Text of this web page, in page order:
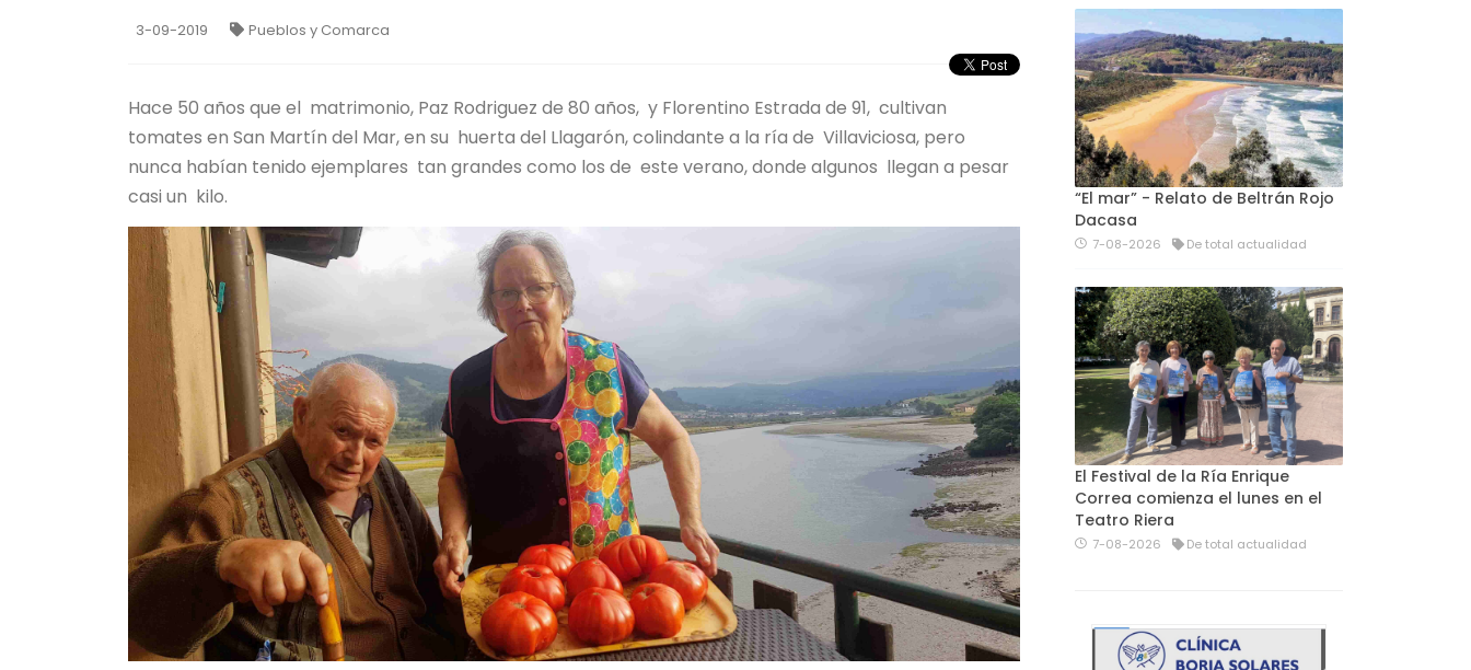
3-09-2019 Pueblos y Comarca
Hace 50 años que el matrimonio, Paz Rodriguez de 80 años, y Florentino Estrada de 91, cultivan
tomates en San Martín del Mar, en su huerta del Llagarón, colindante a la ría de Villaviciosa, pero
nunca habían tenido ejemplares tan grandes como los de este verano, donde algunos llegan a pesar
casi un kilo.
“El mar” - Relato de Beltrán Rojo
Dacasa
7-08-2026 De total actualidad
El Festival de la Ría Enrique
Correa comienza el lunes en el
Teatro Riera
7-08-2026 De total actualidad